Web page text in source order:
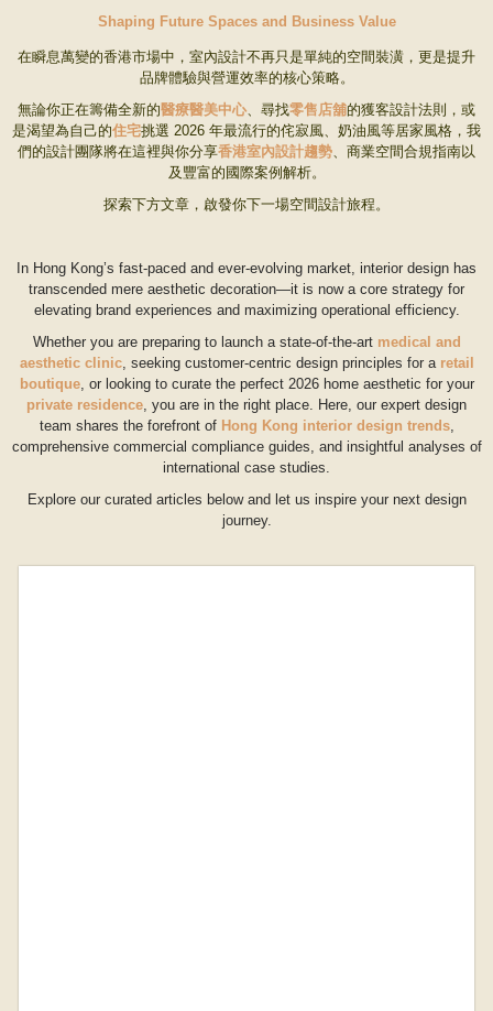
Shaping Future Spaces and Business Value
在瞬息萬變的香港市場中，室內設計不再只是單純的空間裝潢，更是提升
品牌體驗與營運效率的核心策略。
無論你正在籌備全新的醫療醫美中心、尋找零售店舖的獲客設計法則，或
是渴望為自己的住宅挑選 2026 年最流行的侘寂風、奶油風等居家風格，我
們的設計團隊將在這裡與你分享香港室內設計趨勢、商業空間合規指南以
及豐富的國際案例解析。
探索下方文章，啟發你下一場空間設計旅程。
In Hong Kong’s fast-paced and ever-evolving market, interior design has
transcended mere aesthetic decoration—it is now a core strategy for
elevating brand experiences and maximizing operational efficiency.
Whether you are preparing to launch a state-of-the-art medical and
aesthetic clinic, seeking customer-centric design principles for a retail
boutique, or looking to curate the perfect 2026 home aesthetic for your
private residence, you are in the right place. Here, our expert design
team shares the forefront of Hong Kong interior design trends,
comprehensive commercial compliance guides, and insightful analyses of
international case studies.
Explore our curated articles below and let us inspire your next design
journey.